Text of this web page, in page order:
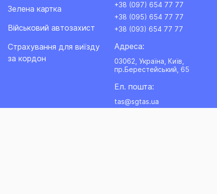
Зелена картка
Військовий автозахист
Cтрахування для виїзду
за кордон
+38 (097) 654 77 77
+38 (095) 654 77 77
+38 (093) 654 77 77
Адреса:
03062, Україна, Київ,
пр.Берестейський, 65
Ел. пошта:
tas@sgtas.ua